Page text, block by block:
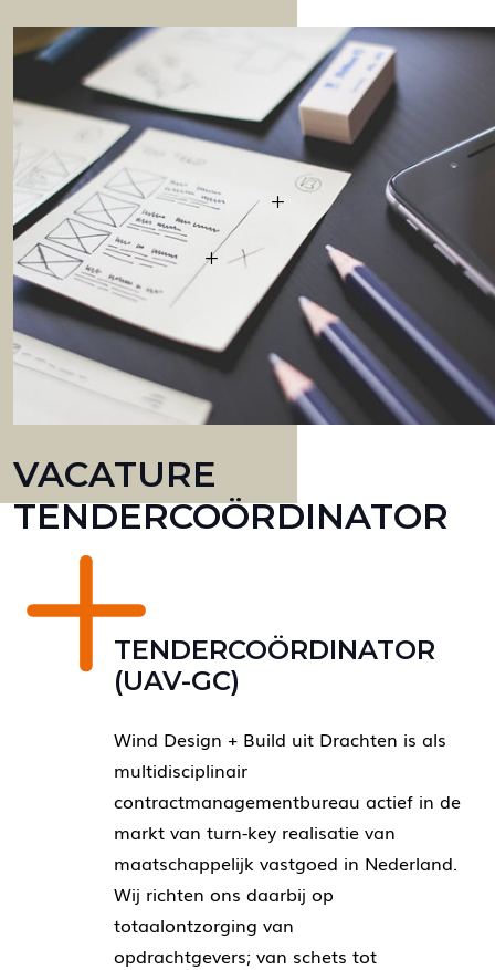
VACATURE
TENDERCOÖRDINATOR
TENDERCOÖRDINATOR
(UAV-GC)
Wind Design + Build uit Drachten is als
multidisciplinair
contractmanagementbureau actief in de
markt van turn-key realisatie van
maatschappelijk vastgoed in Nederland.
Wij richten ons daarbij op
totaalontzorging van
opdrachtgevers; van schets tot